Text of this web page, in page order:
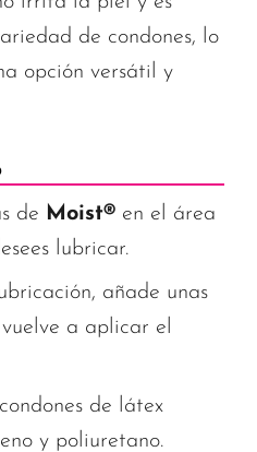
de condones, lo
opción versátil y
de Moist® en el área
lubricar.
añade unas
a aplicar el
de látex
y poliuretano.